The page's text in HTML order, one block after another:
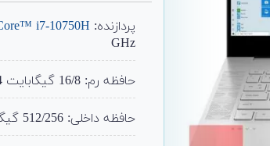
مشتری
پردازنده: i7-10750H
GHz
حافظه رم: 16/8 گیگابایت DDR4 (قابل ارتقا تا 64)
حافظه داخلی: 512/256 گیگابایت SSD